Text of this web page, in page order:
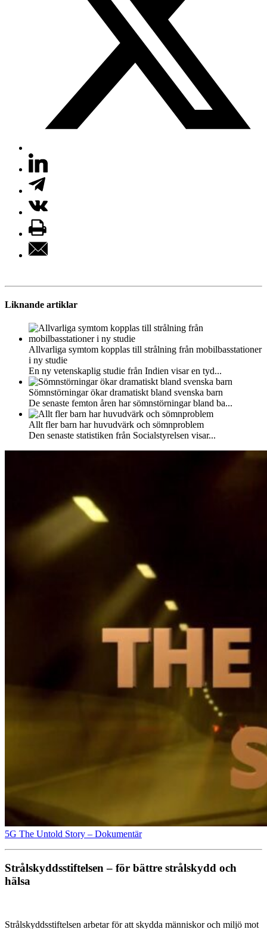
Liknande artiklar
Allvarliga symtom kopplas till strålning från mobilbasstationer
i ny studie
En ny vetenskaplig studie från Indien visar en tyd...
Sömnstörningar ökar dramatiskt bland svenska barn
De senaste femton åren har sömnstörningar bland ba...
Allt fler barn har huvudvärk och sömnproblem
Den senaste statistiken från Socialstyrelsen visar...
5G The Untold Story – Dokumentär
Strålskyddsstiftelsen – för bättre strålskydd och
hälsa
Strålskyddsstiftelsen arbetar för att skydda människor och miljö mot